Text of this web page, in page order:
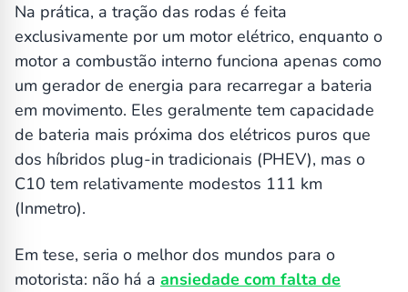
Na prática, a tração das rodas é feita
exclusivamente por um motor elétrico, enquanto o
motor a combustão interno funciona apenas como
um gerador de energia para recarregar a bateria
em movimento. Eles geralmente tem capacidade
de bateria mais próxima dos elétricos puros que
dos híbridos plug-in tradicionais (PHEV), mas o
C10 tem relativamente modestos 111 km
(Inmetro).
Em tese, seria o melhor dos mundos para o
motorista: não há a ansiedade com falta de